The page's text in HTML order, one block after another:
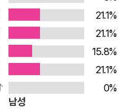
의 렌즈로 살피다 저자 김
표상으로 여긴다. 건축을 보
지 읽을 수 있다는 것이다.
다. 전통부터 미래에 대한
시의 기억과 정체성을 되
한국 현대건축의 출발을 1
21.1%
21.1%
15.8%
21.1%
0%
남성